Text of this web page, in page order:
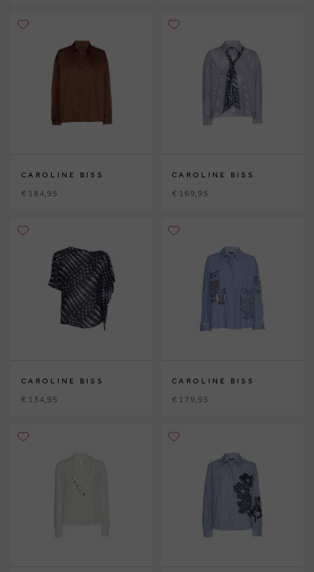
CAROLINE BISS
€ 184,95
CAROLINE BISS
€ 169,95
CAROLINE BISS
€ 134,95
CAROLINE BISS
€ 179,95